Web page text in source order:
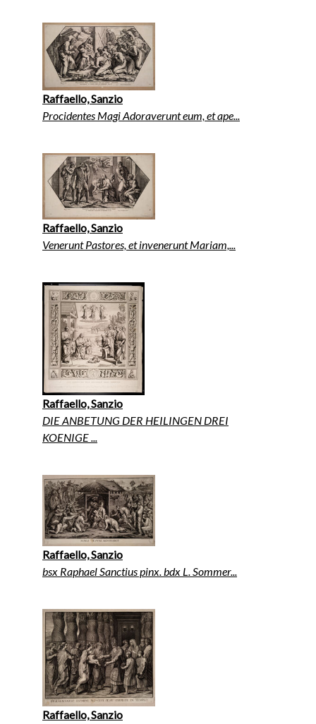
Raffaello, Sanzio
Procidentes Magi Adoraverunt eum, et ape...
Raffaello, Sanzio
Venerunt Pastores, et invenerunt Mariam,...
Raffaello, Sanzio
DIE ANBETUNG DER HEILINGEN DREI
KOENIGE ...
Raffaello, Sanzio
bsx Raphael Sanctius pinx. bdx L. Sommer...
Raffaello, Sanzio